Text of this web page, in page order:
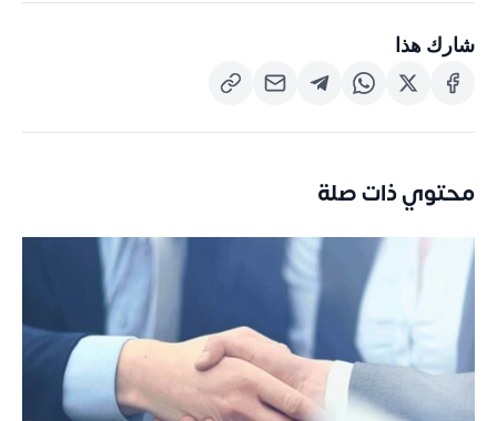
شارك هذا
محتوي ذات صلة